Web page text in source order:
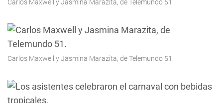
Carlos Maxwell y Jasmina Marazita, de Telemundo 51.
Carlos Maxwell y Jasmina Marazita, de Telemundo 51.